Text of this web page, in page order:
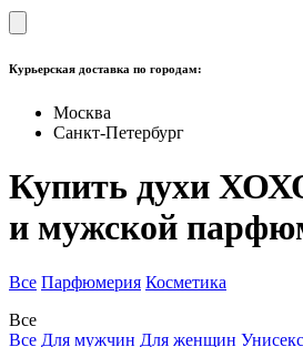
Курьерская доставка по городам:
Москва
Санкт-Петербург
Купить духи
и мужской
Все Парфюмерия Косметика
Все
Все Для мужчин Для женщин Унисекс